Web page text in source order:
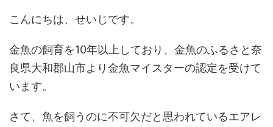
こんにちは、せいじです。
金魚の飼育を10年以上しており、金魚のふるさと奈
良県大和郡山市より金魚マイスターの認定を受けて
います。
さて、魚を飼うのに不可欠だと思われているエアレ